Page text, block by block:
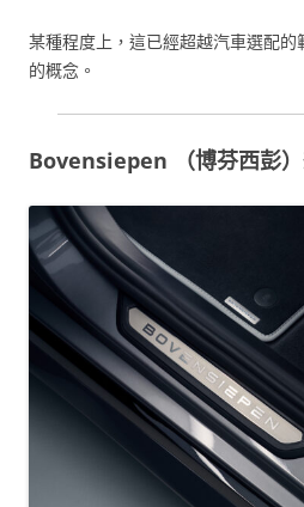
某種程度上，這已經超越汽車選配
的概念。
Bovensiepen （博芬西彭）